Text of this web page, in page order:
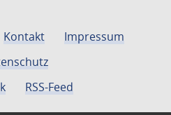
Kontakt
Impressum
RSS-Feed